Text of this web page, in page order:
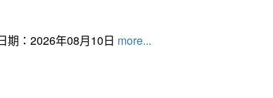
期：2026年08月10日 more...